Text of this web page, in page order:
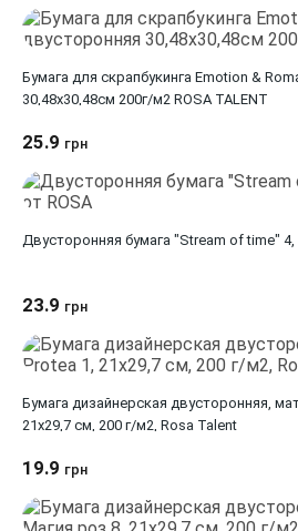
Бумага для скрапбукинга Emotion &
30,48х30,48см 200г/м2 ROSA TALENT
25.9 грн
Двусторонняя бумага "Stream of time" 4,
23.9 грн
Бумага дизайнерская двусторонняя,
21х29,7 см, 200 г/м2, Rosa Talent
19.9 грн